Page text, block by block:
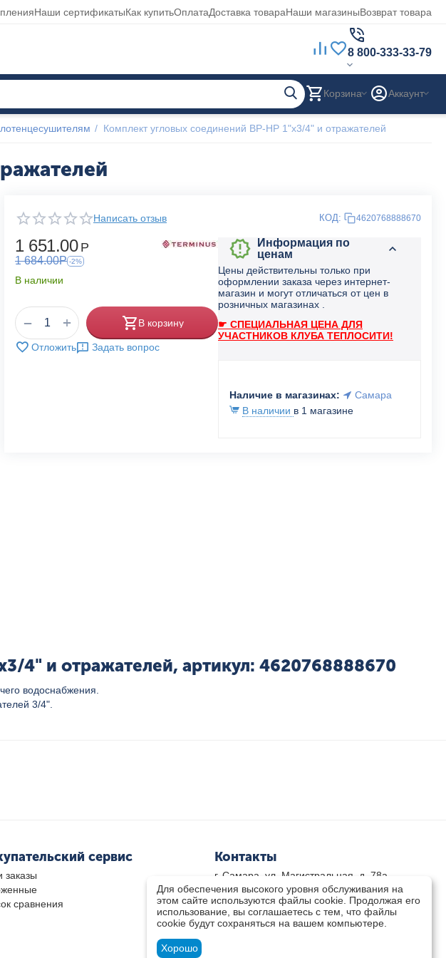
Наши сертификатыКак купитьОплатаДоставка товараНаши магазиныВозврат товара
8 800-333-33-79
Корзина Аккаунт
/ Комплект угловых соединений ВР-НР 1"х3/4" и отражателей
Написать отзыв КОД: 4620768888670
1 651.00 Р
1 684.00Р -2%
В наличии
+
− В корзину
Отложить Задать вопрос
Информация по
ценам
Цены действительны только при
оформлении заказа через интернет-
магазин и могут отличаться от цен в
розничных магазинах .
☛ СПЕЦИАЛЬНАЯ ЦЕНА ДЛЯ
УЧАСТНИКОВ КЛУБА ТЕПЛОСИТИ!
Наличие в магазинах:
Самара
В наличии в 1 магазине
4" и отражателей, артикул: 4620768888670
водоснабжения.
3/4".
сервис
заказы
сравнения
Контакты
г. Самара, ул. Магистральная, д. 78а
8 800-333-33-79(звонок бесплатный)
8(846)-211-03-15
Пн-Пт 8.30 - 17.30 Сб 9.00 - 16.00
zakaz@teplocity.com
Для обеспечения высокого уровня обслуживания на
этом сайте используются файлы cookie. Продолжая его
использование, вы соглашаетесь с тем, что файлы
cookie будут сохраняться на вашем компьютере.
Хорошо